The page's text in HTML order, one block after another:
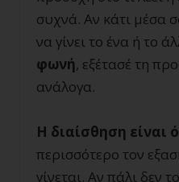
συχνά. Αν κάτι μέσα
να γίνει το ένα ή το
φωνή, εξέτασέ τη
ανάλογα.
Η διαίσθηση είναι
περισσότερο τον
γίνεται. Αν πάλι δεν